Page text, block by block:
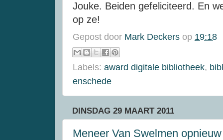
Jouke. Beiden gefeliciteerd. En
op ze!
Gepost door Mark Deckers op 19:18
Labels: award digitale bibliotheek,
enschede
DINSDAG 29 MAART 2011
Meneer Van Swelmen